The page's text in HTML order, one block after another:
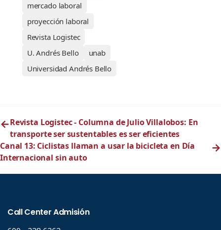
mercado laboral
proyección laboral
Revista Logistec
U. Andrés Bello
unab
Universidad Andrés Bello
←Revista Logistec - Columna de Julio Villalobos: En
transporte ser sustentables es ser eficientes
Canal 13: Ciclistas llaman a usar la bicicleta en Día
Internacional sin auto
→